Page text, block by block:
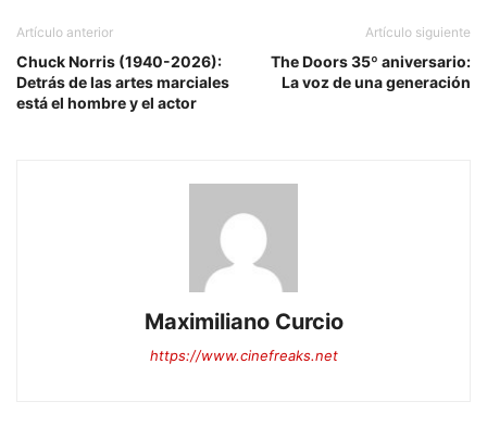
Artículo anterior
Chuck Norris (1940-2026):
Detrás de las artes marciales
está el hombre y el actor
Artículo siguiente
The Doors 35º aniversario:
La voz de una generación
Maximiliano Curcio
https://www.cinefreaks.net